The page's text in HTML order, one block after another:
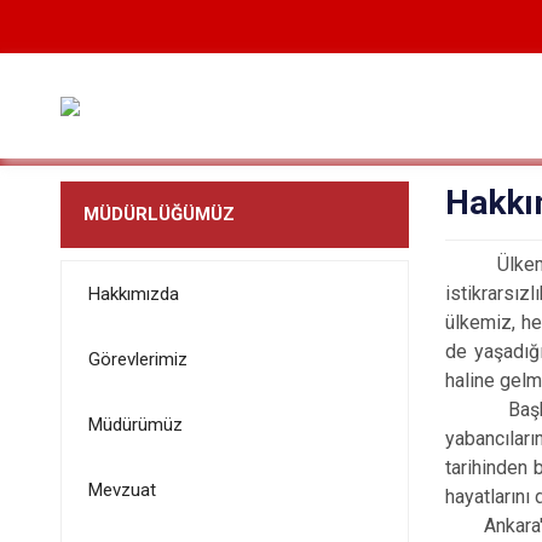
MÜDÜRLÜĞÜMÜZ
Hakkımızda
Görevlerimiz
Müdürümüz
Mevzuat
ülkemiz,
de
haline
Başkent
tarihinden
hayatlarını